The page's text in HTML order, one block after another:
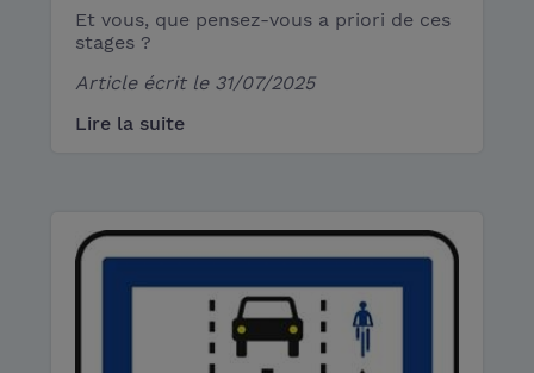
Et vous, que pensez-vous a priori de ces
stages ?
Article écrit le 31/07/2025
Lire la suite